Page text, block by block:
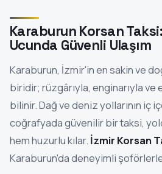
Karaburun Korsan
Ucunda Güvenli Ulaşım
Karaburun, İzmir'in en sakin ve
biridir; rüzgârıyla, enginarıyla ve
bilinir. Dağ ve deniz yollarının iç
coğrafyada güvenilir bir taksi,
hem huzurlu kılar. İzmir Korsan
Karaburun'da deneyimli